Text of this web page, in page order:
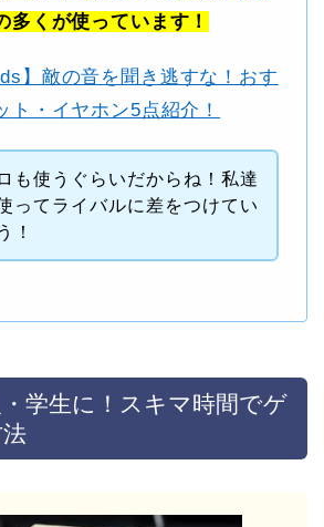
多くが使っています！
】敵の音を聞き逃すな！おす
ト・イヤホン5点紹介！
も使うぐらいだからね！私達
ってライバルに差をつけてい
！
学生に！スキマ時間でゲ